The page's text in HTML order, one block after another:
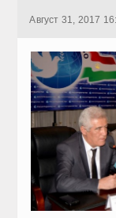
Август 31, 2017